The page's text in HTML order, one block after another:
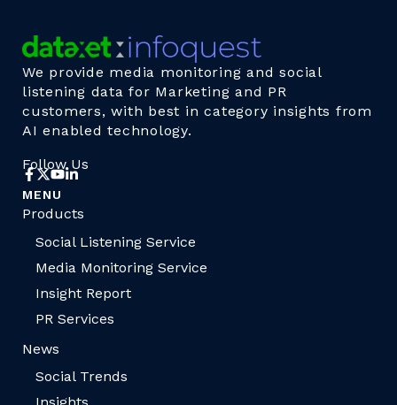
We provide media monitoring and social
listening data for Marketing and PR
customers, with best in category insights from
AI enabled technology.
Follow Us
MENU
Products
Social Listening Service
Media Monitoring Service
Insight Report
PR Services
News
Social Trends